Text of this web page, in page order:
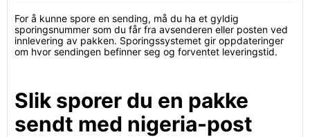
For å kunne spore en sending, må du ha et gyldig
sporingsnummer som du får fra avsenderen eller posten ved
innlevering av pakken. Sporingssystemet gir oppdateringer
om hvor sendingen befinner seg og forventet leveringstid.
Slik sporer du en pakke
sendt med nigeria-post